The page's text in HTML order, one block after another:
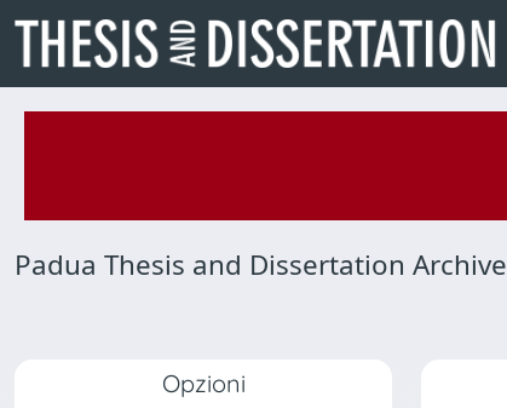
Padua Thesis and Dissertation Archive
Opzioni